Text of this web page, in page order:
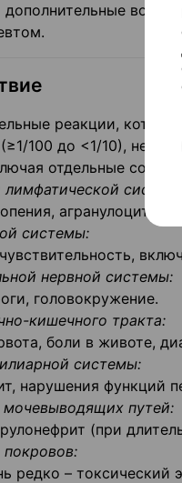
реакции,
100 до <1/10),
отдельные
системы:
агранулоцитоз.
системы:
нервной системы:
головокружение.
кишечного тракта:
боли в животе,
системы:
нарушения функций
путей:
(при
редко –